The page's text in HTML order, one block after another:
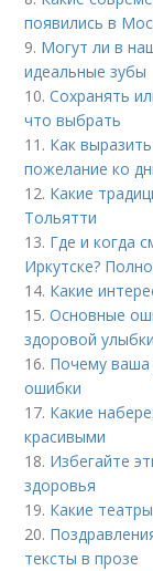
появились в
9. Могут ли в
идеальные зубы
10.Сохранять
что выбрать
11. Как
пожелание ко
12. Какие
Тольятти
13. Где и когда
Иркутске?
14. Какие
15.Основные
здоровой улыбки
16. Почему ваша
ошибки
17. Какие
красивыми
18. Избегайте
здоровья
19. Какие
20.
тексты в прозе